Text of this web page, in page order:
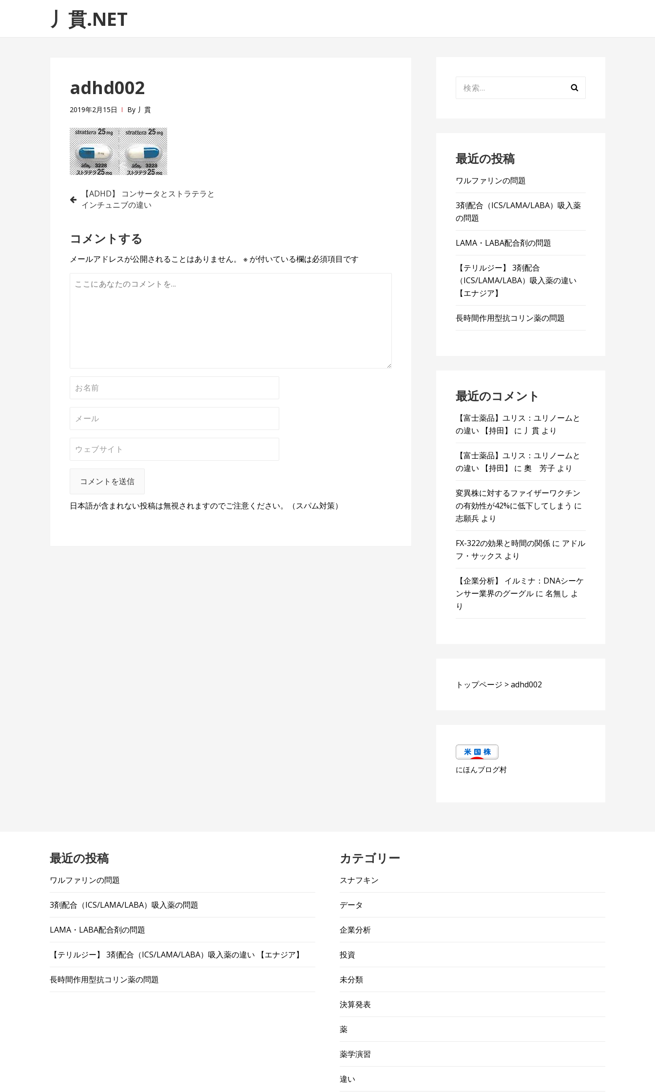
ゲ
テ丿貫.NET
adhd002
2019年2月15日 By 丿貫
投
ナ
ビ
ー
【ADHD】 コンサータとストラテラと
インチュニブの違い
コメントする
メールアドレスが公開されることはありません。 ※ が付いている欄は必須項目です
日本語が含まれない投稿は無視されますのでご注意ください。（スパム対策）
索:
最近の投稿
ワルファリンの問題
3剤配合（ICS/LAMA/LABA）吸入薬
の問題
LAMA・LABA配合剤の問題
【テリルジー】 3剤配合
（ICS/LAMA/LABA）吸入薬の違い
【エナジア】
長時間作用型抗コリン薬の問題
最近のコメント
【富士薬品】ユリス：ユリノームと
の違い 【持田】
に 丿貫 より
【富士薬品】ユリス：ユリノームと
の違い 【持田】
に奧 芳子 より
変異株に対するファイザーワクチン
の有効性が42%に低下してしまう に
志願兵 より
FX-322の効果と時間の関係 に アドル
フ・サックス より
【企業分析】 イルミナ：DNAシーケ
ンサー業界のグーグル に名無し よ
り
トップページ >adhd002
にほんブログ村
最近の投稿
ワルファリンの問題
3剤配合（ICS/LAMA/LABA）吸入薬の問題
LAMA・LABA配合剤の問題
【テリルジー】 3剤配合（ICS/LAMA/LABA）吸入薬の違い 【エナジア】
長時間作用型抗コリン薬の問題
カテゴリー
スナフキン
データ
企業分析
投資
未分類
決算発表
薬
薬学演習
違い